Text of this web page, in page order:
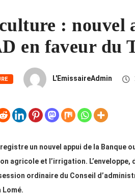
: nouvel
en faveur du
L'EmissaireAdmin
un nouvel appui de la Banque
agricole et l’irrigation. L’enveloppe,
session ordinaire du Conseil
Lomé.